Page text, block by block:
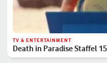
TV & ENTERTAINMENT
Death in Paradise Staffel